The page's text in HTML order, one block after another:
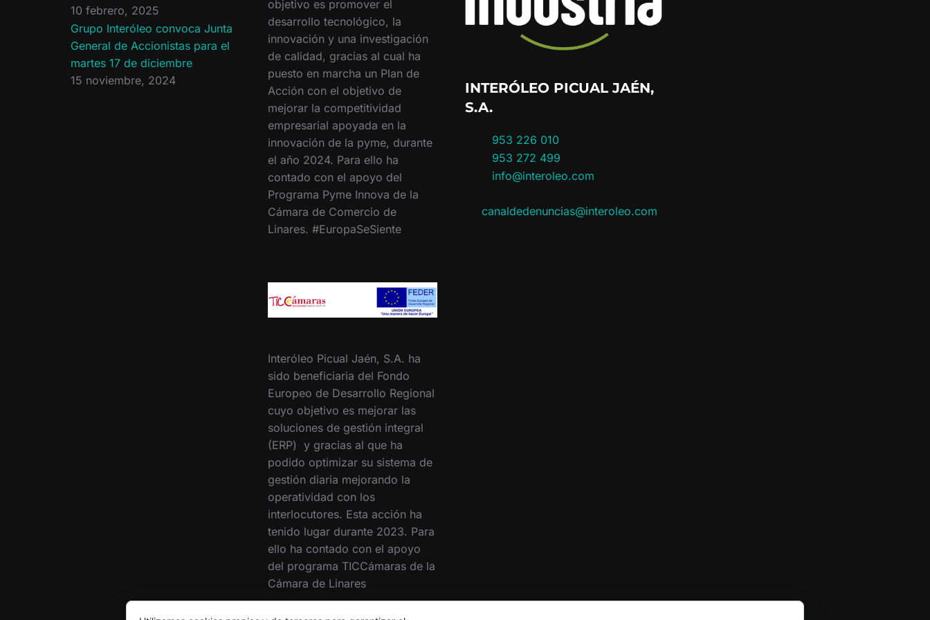
10 febrero, 2025
Grupo Interóleo convoca Junta
General de Accionistas para el
martes 17 de diciembre
15 noviembre, 2024
objetivo es promover el
desarrollo tecnológico, la
innovación y una investigación
de calidad, gracias al cual ha
puesto en marcha un Plan de
Acción con el objetivo de
mejorar la competitividad
empresarial apoyada en la
innovación de la pyme, durante
el año 2024. Para ello ha
contado con el apoyo del
Programa Pyme Innova de la
Cámara de Comercio de
Linares. #EuropaSeSiente
Interóleo Picual Jaén, S.A. ha
sido beneficiaria del Fondo
Europeo de Desarrollo Regional
cuyo objetivo es mejorar las
soluciones de gestión integral
(ERP) y gracias al que ha
podido optimizar su sistema de
gestión diaria mejorando la
operatividad con los
interlocutores. Esta acción ha
tenido lugar durante 2023. Para
ello ha contado con el apoyo
del programa TICCámaras de la
Cámara de Linares
INTERÓLEO PICUAL JAÉN,
S.A.
953 226 010
953 272 499
info@interoleo.com
canaldedenuncias@interoleo.com